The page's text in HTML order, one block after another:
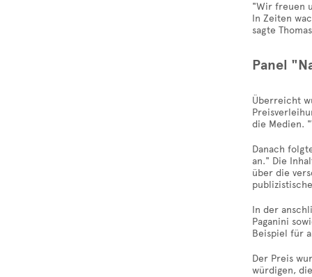
"Wir freuen
In Zeiten
sagte
Panel
Überreicht
die Medien.
Danach
an." Die
über die
In der
Paganini
Beispiel für
Der Preis
würdigen,